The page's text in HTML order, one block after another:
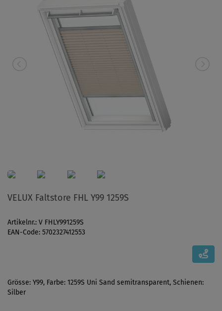
VELUX Faltstore FHL Y99 1259S
Artikelnr.: V FHLY991259S
EAN-Code: 5702327412553
Grösse: Y99, Farbe: 1259S Uni Sand semitransparent, Schienen:
Silber